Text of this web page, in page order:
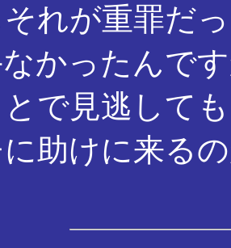
それが重罪だ
かったんで
で見逃して
に助けに来る